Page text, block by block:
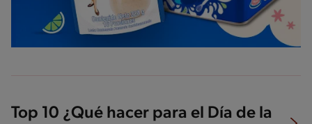
Top 10 ¿Qué hacer para el Día de la